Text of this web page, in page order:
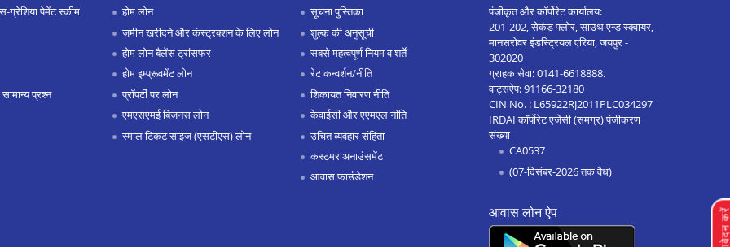
मनसा मे बैलेंस ट्रांसफर
दमोह मे बैलेंस ट्रांसफर
बुरहानपुर मे बैलेंस ट्रांसफर
पिपरिया मे बैलेंस ट्रांसफर
इंदौर अन्नपूर्णा रोड मे बैलेंस ट्रांसफर
सतना मे बैलेंस ट्रांसफर
सनावद मे बैलेंस ट्रांसफर
सिवनी मे बैलेंस ट्रांसफर
ग्रेशिया पेमेंट स्कीम
प्रश्न
होम लोन
ज़मीन खरीदने और कंस्ट्रक्शन के लिए लोन
होम लोन बैलेंस ट्रांसफर
होम इम्प्रूवमेंट लोन
प्रॉपर्टी पर लोन
एमएसएमई बिज़नस लोन
स्माल टिकट साइज (एसटीएस) लोन
सूचना पुस्तिका
शुल्क की अनुसूची
सबसे महत्वपूर्ण नियम व शर्तें
रेट कन्वर्शन/नीति
शिकायत निवारण नीति
केवाईसी और एएमएल नीति
उचित व्यवहार संहिता
कस्टमर अनाउंसमेंट
आवास फाउंडेशन
पंजीकृत और कॉर्पोरेट कार्यालय:
201-202, सेकंड फ्लोर, साउथ एन्ड स्क्वायर,
मानसरोवर इंडस्ट्रियल एरिया, जयपुर -
302020
ग्राहक सेवा:0141-6618888.
वाट्सऐप:91166-32180
CIN No. : L65922RJ2011PLC034297
IRDAI कॉर्पोरेट एजेंसी (समग्र) पंजीकरण
संख्या
CA0537
(07-दिसंबर-2026 तक वैध)
आवास लोन ऐप